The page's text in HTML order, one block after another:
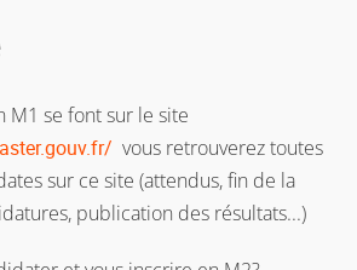
ayant validé la première année
aux candidats ayant validé la
compatible, ou bien via une
M1 se font sur le site
vous retrouverez toutes
sur ce site (attendus, fin de la
publication des résultats...)